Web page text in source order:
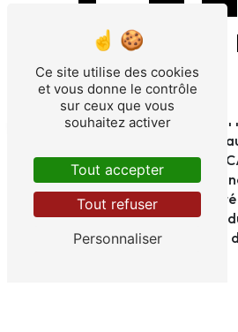
email pour prendre rendez-
équipes se feront un plaisir
accueillir et de vous
votre démarche de
sur votre permis de conduire.
N'attendez plus pour agir
vos points de permis grâce
récupération proposés par
Carcassonne. Faites
professionnels de la
vous aider à devenir un
responsable et respectueux
Ce site utilise des cookies
et vous donne le contrôle
sur ceux que vous
souhaitez activer
Tout accepter
Tout refuser
Personnaliser